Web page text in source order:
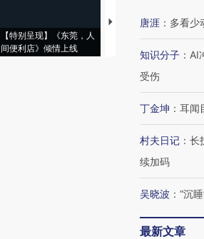
【特别呈现】《东莞，人
间便利店》倾情上线
【推广】走进第四届链
唐涯 ： 多看少
知识分子 ： AI
受伤
丁金坤 ： 耳闻
村夫日记 ： 长
续加码
吴晓波 ： “沉
最新文章